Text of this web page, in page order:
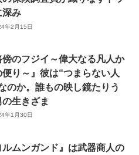
深み
年2月15日
傍のフジイ～偉大なる凡人か
便り～』彼は“つまらない人
のか。誰もの映し鏡たりう
の生きざま
年1月30日
ルムンガンド』は武器商人の